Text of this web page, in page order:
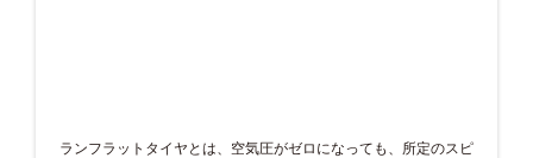
ランフラットタイヤとは、空気圧がゼロになっても、所定のスピ